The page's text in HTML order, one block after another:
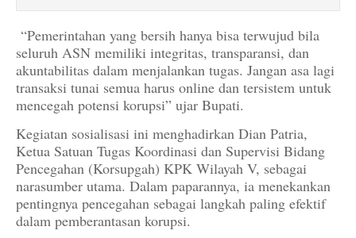
“Pemerintahan yang bersih hanya bisa terwujud bila
seluruh ASN memiliki integritas, transparansi, dan
akuntabilitas dalam menjalankan tugas. Jangan asa lagi
transaksi tunai semua harus online dan tersistem untuk
mencegah potensi korupsi” ujar Bupati.
Kegiatan sosialisasi ini menghadirkan Dian Patria,
Ketua Satuan Tugas Koordinasi dan Supervisi Bidang
Pencegahan (Korsupgah) KPK Wilayah V, sebagai
narasumber utama. Dalam paparannya, ia menekankan
pentingnya pencegahan sebagai langkah paling efektif
dalam pemberantasan korupsi.